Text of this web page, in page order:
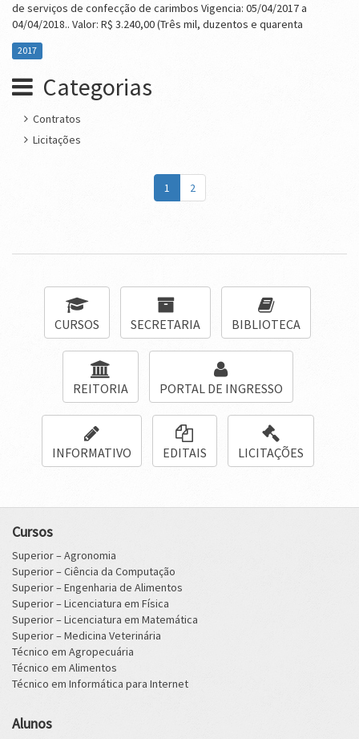
de serviços de confecção de carimbos Vigencia: 05/04/2017 a
04/04/2018.. Valor: R$ 3.240,00 (Três mil, duzentos e quarenta
2017
Categorias
Contratos
Licitações
1 2
CURSOS SECRETARIA BIBLIOTECA
REITORIA PORTAL DE INGRESSO
INFORMATIVO EDITAIS LICITAÇÕES
Cursos
Superior – Agronomia
Superior – Ciência da Computação
Superior – Engenharia de Alimentos
Superior – Licenciatura em Física
Superior – Licenciatura em Matemática
Superior – Medicina Veterinária
Técnico em Agropecuária
Técnico em Alimentos
Técnico em Informática para Internet
Alunos